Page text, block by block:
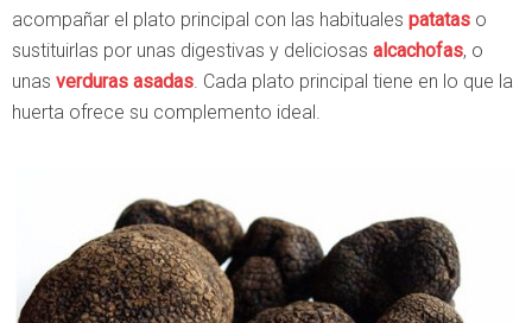
acompañar el plato principal con las habituales patatas o
sustituirlas por unas digestivas y deliciosas alcachofas, o
unas verduras asadas . Cada plato principal tiene en lo que la
huerta ofrece su complemento ideal.